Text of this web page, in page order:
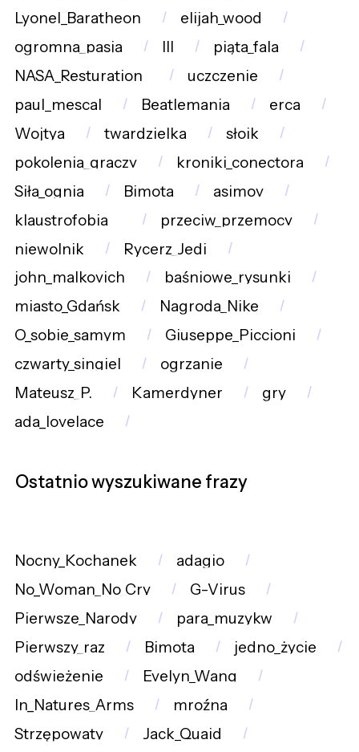
Lyonel_Baratheon
elijah_wood
ogromna_pasja
III
piąta_fala
NASA_Resturation_
uczczenie
paul_mescal
Beatlemania
erca
Wojtya
twardzielka
słoik
pokolenia_graczy
kroniki_conectora
Siła_ognia
Bimota
asimov
klaustrofobia__
przeciw_przemocy
niewolnik
Rycerz_Jedi
john_malkovich
baśniowe_rysunki
miasto_Gdańsk
Nagroda_Nike
O_sobie_samym
Giuseppe_Piccioni
czwarty_singiel
ogrzanie
Mateusz_P.
Kamerdyner
gry
ada_lovelace
Ostatnio wyszukiwane frazy
Nocny_Kochanek
adagio
No_Woman_No_Cry
G-Virus
Pierwsze_Narody
para_muzykw
Pierwszy_raz
Bimota
jedno_życie
odświeżenie
Evelyn_Wang
In_Natures_Arms
mroźna
Strzępowaty
Jack_Quaid